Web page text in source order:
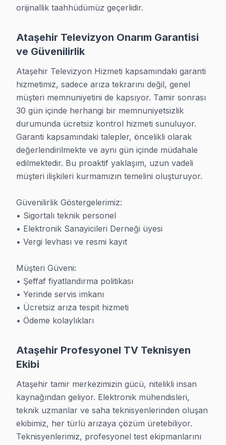
Televizyon Hizmeti İletişim
son teknoloji ekipmanla televizyon arıza giderme
0850 811 14 36
• Aynı gün teknik hizmet
• İlçenin tüm mahallelere yerinde servis
• Garantili ve kalıcı çözüm
• 7/24 teknik destek hattı
Ataşehir TV Servis - Garantili Çözüm
Ataşehir bölgesinde profesyonel televizyon servis
Ataşehir teknik merkez olarak tüm marka ve
Ataşehir'de yerinde teknik destek hizmeti ve taşıma
Panel teknik desteği, anakart teknik desteki, LED
Bu bölge, yoğun nüfusuyla profesyonel televizyon
Fabrika Servis olarak 15+ yıl sektör deneyimi
Ulaştırma ağlarından Metrobüs, E-5 Karayolu
İlk görüşme bedava. 0850 811 14 36
Ataşehir Servisinden Sorular & Cevaplar
Orijinal parça mı kullanıyorsunuz?
Evet, Ataşehir'de yalnızca orijinal veya OEM parça
TV tamiri mi, yeni TV alma mı daha mantıklı?
Ataşehir'de panel ve anakart gibi büyük arızalarda onarım
orijinallik taahhüdümüz geçerlidir.
Ataşehir Televizyon Onarım Garantisi
ve Güvenilirlik
Ataşehir Televizyon Hizmeti kapsamındaki garanti
hizmetimiz, sadece arıza tekrarını değil, genel
müşteri memnuniyetini de kapsıyor. Tamir sonrası
30 gün içinde herhangi bir memnuniyetsizlik
durumunda ücretsiz kontrol hizmeti sunuluyor.
Garanti kapsamındaki talepler, öncelikli olarak
değerlendirilmekte ve aynı gün içinde müdahale
edilmektedir. Bu proaktif yaklaşım, uzun vadeli
müşteri ilişkileri kurmamızın temelini oluşturuyor.
Güvenilirlik Göstergelerimiz:
• Sigortalı teknik personel
• Elektronik Sanayicileri Derneği üyesi
• Vergi levhası ve resmi kayıt
Müşteri Güveni:
• Şeffaf fiyatlandırma politikası
• Yerinde servis imkanı
• Ücretsiz arıza tespit hizmeti
• Ödeme kolaylıkları
Ataşehir Profesyonel TV Teknisyen
Ekibi
Ataşehir tamir merkezimizin gücü, nitelikli insan
kaynağından geliyor. Elektronik mühendisleri,
teknik uzmanlar ve saha teknisyenlerinden oluşan
ekibimiz, her türlü arızaya çözüm üretebiliyor.
Teknisyenlerimiz, profesyonel test ekipmanlarını